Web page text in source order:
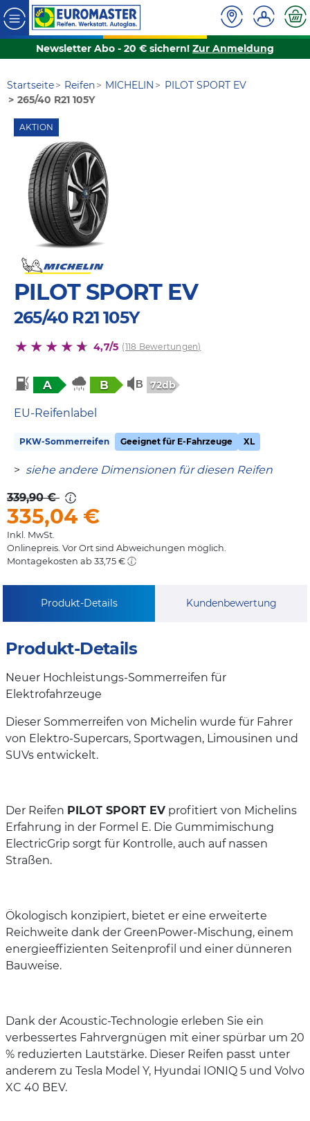
Newsletter Abo - 20 € sichern! Zur Anmeldung
Startseite Reifen MICHELIN
PILOT SPORT EV
265/40 R21 105Y
AKTION
PILOT SPORT EV
265/40 R21 105Y
4,7/5 (118 Bewertungen)
A B 72db
EU-Reifenlabel
PKW-Sommerreifen Geeignet für E-Fahrzeuge XL
> siehe andere Dimensionen für diesen Reifen
339,90 €
335,04€
Inkl. MwSt.
Onlinepreis. Vor Ort sind Abweichungen möglich.
Montagekosten ab 33,75 €
Produkt-Details Kundenbewertung
Produkt-Details
Neuer Hochleistungs-Sommerreifen für
Elektrofahrzeuge
Dieser Sommerreifen von Michelin wurde für Fahrer
von Elektro-Supercars, Sportwagen, Limousinen und
SUVs entwickelt.
Der Reifen PILOT SPORT EV profitiert von Michelins
Erfahrung in der Formel E. Die Gummimischung
ElectricGrip sorgt für Kontrolle, auch auf nassen
Straßen.
Ökologisch konzipiert, bietet er eine erweiterte
Reichweite dank der GreenPower-Mischung, einem
energieeffizienten Seitenprofil und einer dünneren
Bauweise.
Dank der Acoustic-Technologie erleben Sie ein
verbessertes Fahrvergnügen mit einer spürbar um 20
% reduzierten Lautstärke. Dieser Reifen passt unter
anderem zu Tesla Model Y, Hyundai IONIQ 5 und Volvo
XC 40 BEV.